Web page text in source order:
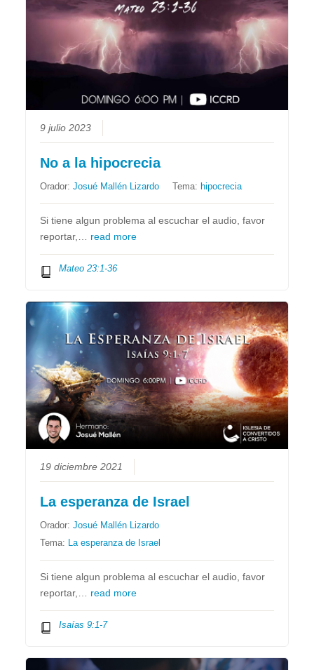
9 julio 2023
No a la hipocrecia
Orador:Josué Mallén Lizardo Tema: hipocrecia
Si tiene algun problema al escuchar el audio, favor
reportar,… read more
Mateo 23:1-36
19 diciembre 2021
La esperanza de Israel
Orador:Josué Mallén Lizardo
Tema:
La esperanza de Israel
Si tiene algun problema al escuchar el audio, favor
reportar,… read more
Isaías 9:1-7